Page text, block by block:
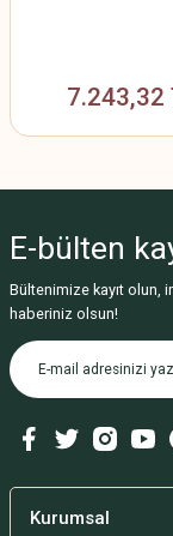
7.243,32
E-bülten
Bültenimize kayıt olun,
haberiniz olsun!
Kurumsal